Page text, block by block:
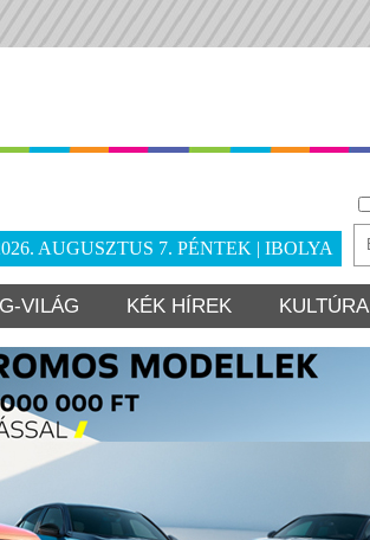
AUGUSZTUS 7. PÉNTEK | IBOLYA
VILÁG KÉK HÍREK KULTÚRA